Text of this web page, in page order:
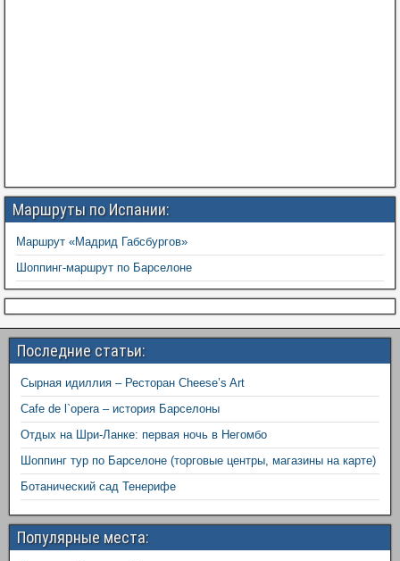
Маршруты по Испании:
Маршрут «Мадрид Габсбургов»
Шоппинг-маршрут по Барселоне
Последние статьи:
Сырная идиллия – Ресторан Cheese’s Art
Cafe de l`opera – история Барселоны
Отдых на Шри-Ланке: первая ночь в Негомбо
Шоппинг тур по Барселоне (торговые центры, магазины на карте)
Ботанический сад Тенерифе
Популярные места: